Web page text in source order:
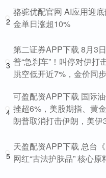
2
骆驼优配官网 AI应用迎
金单日涨超10%
3
第二证券APP下载 8月3
普“急刹车”！叫停对伊打
跳空低开近7%，金价同
4
可盈配资APP下载 国际
挫超6%，美股期指、黄
朗普取消打击伊朗，美伊
5
天盈配资APP下载 总台
网红“古法护肤品” 核心